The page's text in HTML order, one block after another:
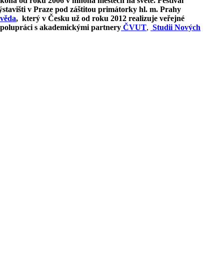
v Praze pod záštitou primátorky hl. m. Prahy
, který v Česku už od roku 2012 realizuje veřejné
s akademickými partnery ČVUT, Studii Nových